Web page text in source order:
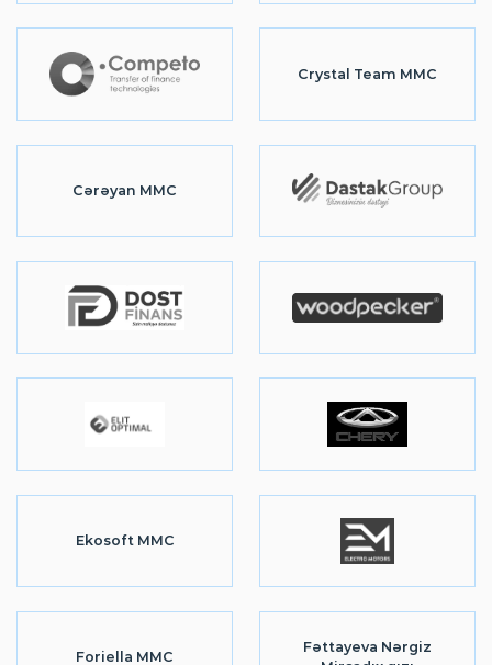
Crystal Team MMC
Cərəyan MMC
Ekosoft MMC
Foriella MMC
Fəttayeva Nərgiz